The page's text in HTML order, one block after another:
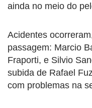
ainda no meio do
Acidentes
passagem: Marcio
Fraporti, e Silvio
subida de Rafael
com problemas na